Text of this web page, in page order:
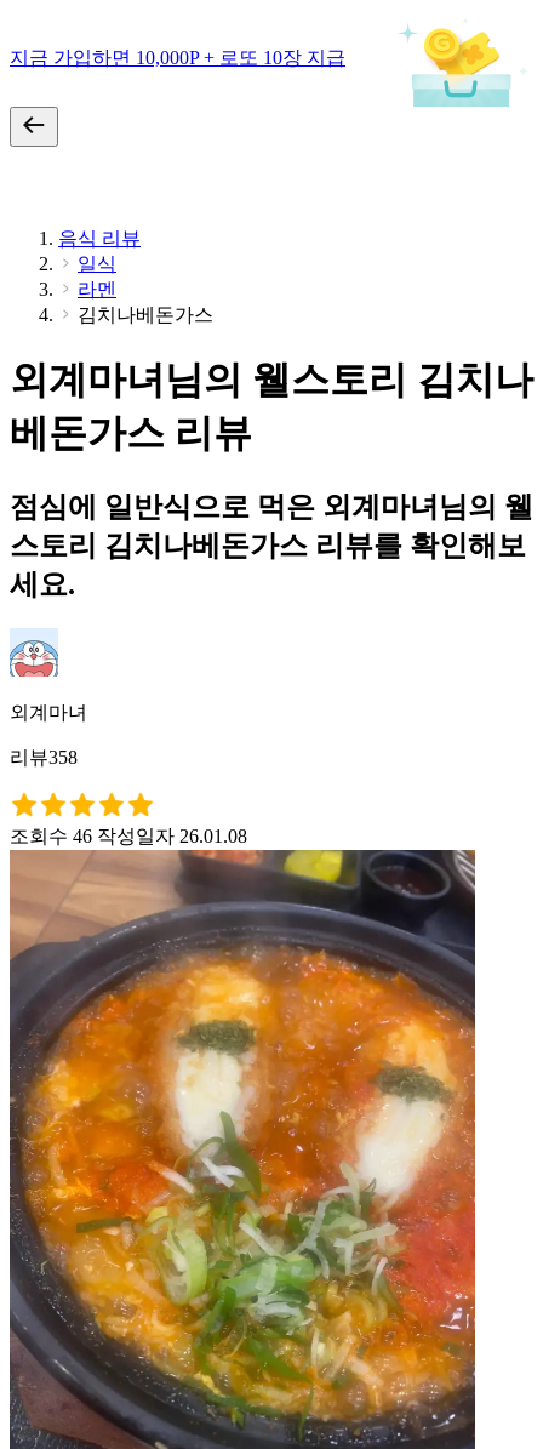
지금 가입하면 10,000P + 로또 10장 지급
음식 리뷰
일식
라멘
김치나베돈가스
외계마녀님의 웰스토리 김치나
베돈가스 리뷰
점심에 일반식으로 먹은 외계마녀님의 웰
스토리 김치나베돈가스 리뷰를 확인해보
세요.
외계마녀
리뷰358
조회수 46 작성일자 26.01.08